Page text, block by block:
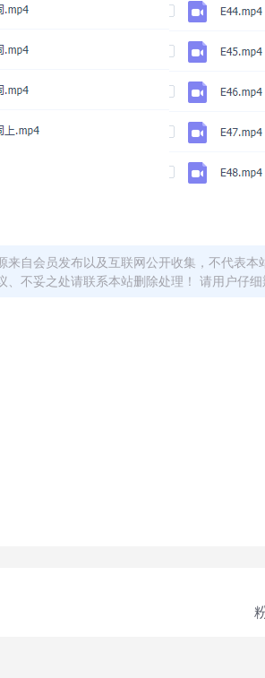
来自会员发布以及互联网公开收集，不代表
、不妥之处请联系本站删除处理！ 请用户仔